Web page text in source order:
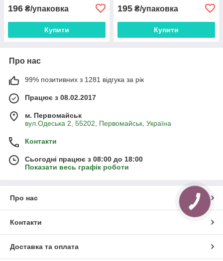
196 ₴/упаковка
Купити
195 ₴/упаковка
Купити
Про нас
99% позитивних з 1281 відгука за рік
Працює з 08.02.2017
м. Первомайськ
вул.Одеська 2, 55202, Первомайськ, Україна
Контакти
Сьогодні працює з 08:00 до 18:00
Показати весь графік роботи
Про нас
Контакти
Доставка та оплата